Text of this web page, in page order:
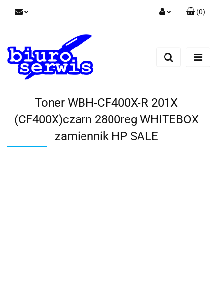
Zarejestruj się
(0)
Toner WBH-CF400X-R 201X
(CF400X)czarn 2800reg WHITEBOX
zamiennik HP SALE